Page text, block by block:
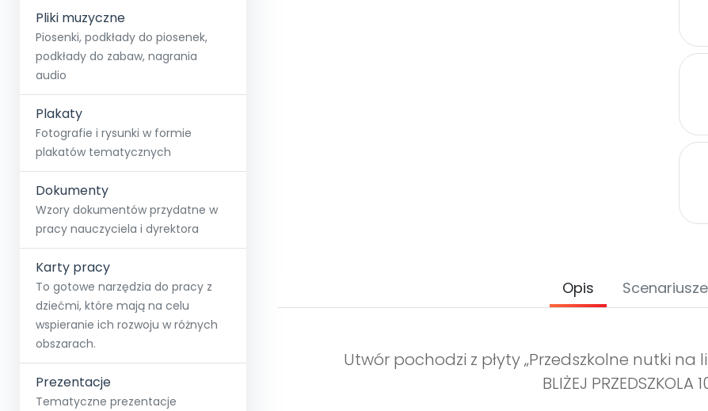
Pliki muzyczne
Piosenki, podkłady do piosenek,
podkłady do zabaw, nagrania
audio
Plakaty
Fotografie i rysunki w formie
plakatów tematycznych
Dokumenty
Wzory dokumentów przydatne w
pracy nauczyciela i dyrektora
Karty pracy
To gotowe narzędzia do pracy z
dziećmi, które mają na celu
wspieranie ich rozwoju w różnych
obszarach.
Prezentacje
Tematyczne prezentacje
Opis
Utwór pochodzi z płyty „Przedszkolne nutki
BLIŻEJ PRZEDSZKOLA